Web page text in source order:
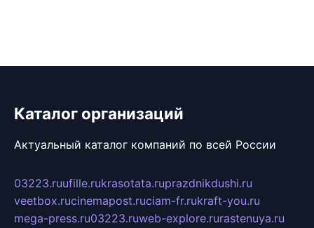
Каталог организаций
Актуальный каталог компаний по всей России
03223.ruufille.rukrasotata.ruprazdnikdushi.ru
veetbox.rucinemapost.ruciam-fr.rukraft-you.ru
mega-press.ru03223.ruweb-explore.rurastenuya.ru